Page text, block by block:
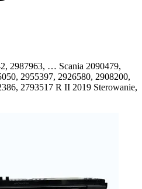
2987963, … Scania 2090479,
2955397, 2926580, 2908200,
2793517 R II 2019 Sterowanie,